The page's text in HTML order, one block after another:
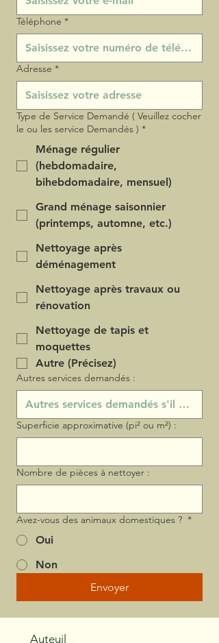
Téléphone *
Adresse *
Type de Service Demandé ( Veuillez cocher
le ou les service Demandés ) *
Ménage régulier
(hebdomadaire,
bihebdomadaire, mensuel)
Grand ménage saisonnier
(printemps, automne, etc.)
Nettoyage après
déménagement
Nettoyage après travaux ou
rénovation
Nettoyage de tapis et
moquettes
Autre (Précisez)
Autres services demandés :
Superficie approximative (pi² ou m²) :
Nombre de pièces à nettoyer :
Avez-vous des animaux domestiques ? *
Oui
Non
Envoyer
Auteuil